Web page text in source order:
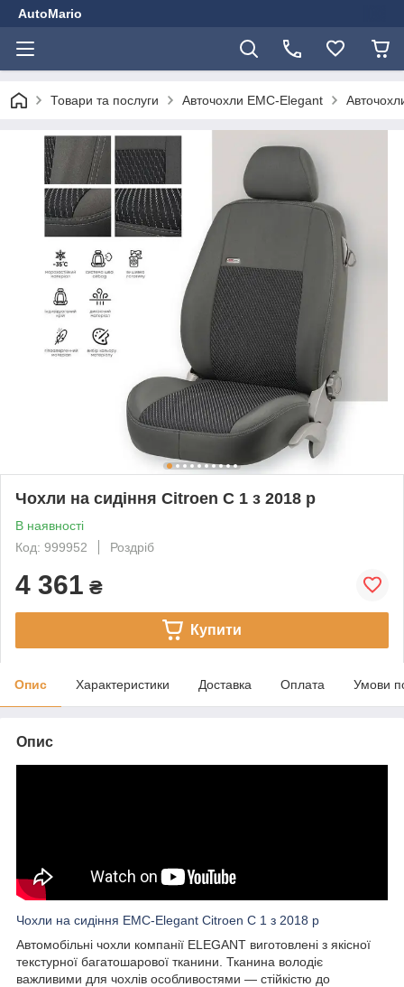
AutoMario
Товари та послуги Авточохли EMC-Elegant
Чохли на сидіння Citroen C 1 з 2018 р
В наявності
Код: 999952
Роздріб
4 361 ₴
Купити
Опис Характеристики Доставка Оплата Умови
Опис
Чохли на сидіння EMC-Elegant Citroen C 1 з 2018 р
Автомобільні чохли компанії ELEGANT виготовлені з якісної
текстурної багатошарової тканини. Тканина володіє
важливими для чохлів особливостями — стійкістю до